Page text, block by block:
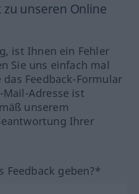
zu unseren Online
ist Ihnen ein Fehler
Sie uns einfach mal
Feedback-Formular
Mail-Adresse ist
unserem
Ihrer
Feedback geben?*